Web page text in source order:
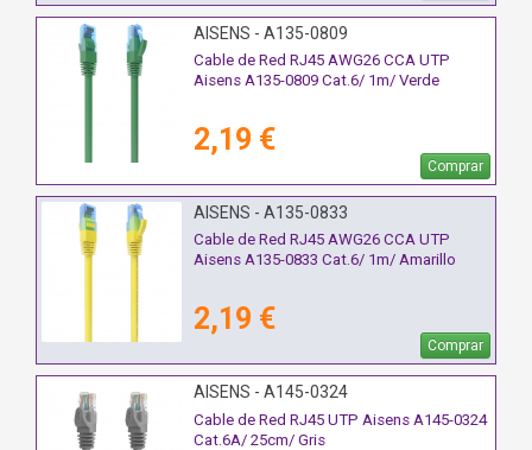
AISENS - A135-0809
Cable de Red RJ45 AWG26 CCA UTP
Aisens A135-0809 Cat.6/ 1m/ Verde
2,19 €
Comprar
AISENS - A135-0833
Cable de Red RJ45 AWG26 CCA UTP
Aisens A135-0833 Cat.6/ 1m/ Amarillo
2,19 €
Comprar
AISENS - A145-0324
Cable de Red RJ45 UTP Aisens A145-0324
Cat.6A/ 25cm/ Gris